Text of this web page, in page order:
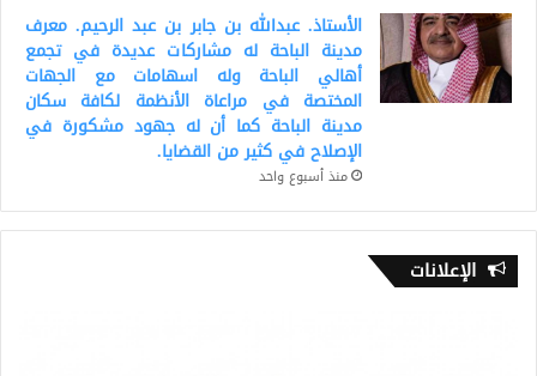
الأستاذ. عبدالله بن جابر بن عبد الرحيم. معرف
مدينة الباحة له مشاركات عديدة في تجمع
أهالي الباحة وله اسهامات مع الجهات
المختصة في مراعاة الأنظمة لكافة سكان
مدينة الباحة كما أن له جهود مشكورة في
الإصلاح في كثير من القضايا.
منذ أسبوع واحد
الإعلانات